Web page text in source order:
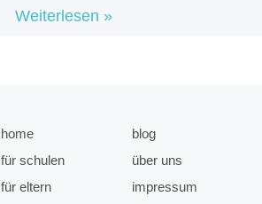
Weiterlesen »
home
für schulen
für eltern
blog
über uns
impressum